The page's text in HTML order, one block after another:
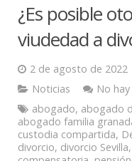
¿Es posible
viudedad a
2 de agosto de 2022
Noticias
No
abogado, abogado
abogado familia
custodia compartida,
divorcio, divorcio Sevilla,